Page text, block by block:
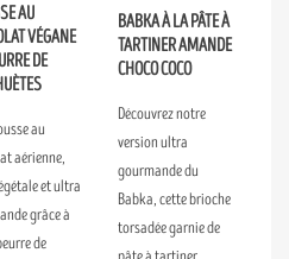
AU
VÉGANE
DE
au
aérienne,
et ultra
grâce à
de
BABKA À LA PÂTE À
TARTINER AMANDE
CHOCO COCO
Découvrez notre
version ultra
gourmande du
Babka, cette brioche
torsadée garnie de
pâte à tartiner